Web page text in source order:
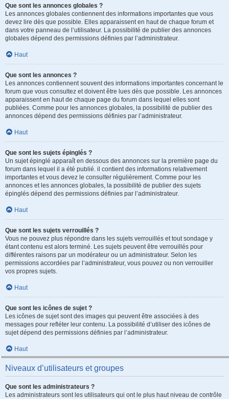
Que sont les annonces globales ?
Les annonces globales contiennent des informations importantes que vous
devez lire dès que possible. Elles apparaissent en haut de chaque forum et
dans votre panneau de l’utilisateur. La possibilité de publier des annonces
globales dépend des permissions définies par l’administrateur.
Haut
Que sont les annonces ?
Les annonces contiennent souvent des informations importantes concernant le
forum que vous consultez et doivent être lues dès que possible. Les annonces
apparaissent en haut de chaque page du forum dans lequel elles sont
publiées. Comme pour les annonces globales, la possibilité de publier des
annonces dépend des permissions définies par l’administrateur.
Haut
Que sont les sujets épinglés ?
Un sujet épinglé apparaît en dessous des annonces sur la première page du
forum dans lequel il a été publié. il contient des informations relativement
importantes et vous devez le consulter régulièrement. Comme pour les
annonces et les annonces globales, la possibilité de publier des sujets
épinglés dépend des permissions définies par l’administrateur.
Haut
Que sont les sujets verrouillés ?
Vous ne pouvez plus répondre dans les sujets verrouillés et tout sondage y
étant contenu est alors terminé. Les sujets peuvent être verrouillés pour
différentes raisons par un modérateur ou un administrateur. Selon les
permissions accordées par l’administrateur, vous pouvez ou non verrouiller
vos propres sujets.
Haut
Que sont les icônes de sujet ?
Les icônes de sujet sont des images qui peuvent être associées à des
messages pour refléter leur contenu. La possibilité d’utiliser des icônes de
sujet dépend des permissions définies par l’administrateur.
Haut
Niveaux d’utilisateurs et groupes
Que sont les administrateurs ?
Les administrateurs sont les utilisateurs qui ont le plus haut niveau de contrôle